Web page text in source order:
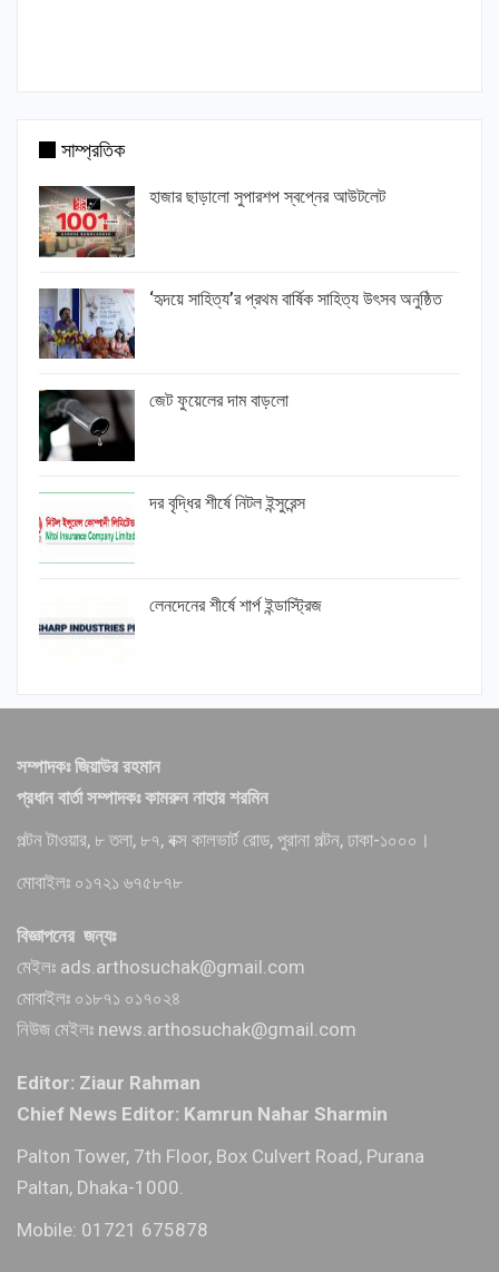
সাম্প্রতিক
হাজার ছাড়ালো সুপারশপ স্বপ্নের আউটলেট
‘হৃদয়ে সাহিত্য’র প্রথম বার্ষিক সাহিত্য উৎসব অনুষ্ঠিত
জেট ফুয়েলের দাম বাড়লো
দর বৃদ্ধির শীর্ষে নিটল ইন্সুরেন্স
লেনদেনের শীর্ষে শার্প ইন্ডাস্ট্রিজ
সম্পাদকঃ জিয়াউর রহমান
প্রধান বার্তা সম্পাদকঃ কামরুন নাহার শরমিন
পল্টন টাওয়ার, ৮ তলা, ৮৭, বক্স কালভার্ট রোড, পুরানা পল্টন, ঢাকা-১০০০।
মোবাইলঃ ০১৭২১ ৬৭৫৮৭৮
বিজ্ঞাপনের জন্যঃ
মেইলঃ ads.arthosuchak@gmail.com
মোবাইলঃ ০১৮৭১ ০১৭০২৪
নিউজ মেইলঃ news.arthosuchak@gmail.com
Editor: Ziaur Rahman
Chief News Editor: Kamrun Nahar Sharmin
Palton Tower, 7th Floor, Box Culvert Road, Purana
Paltan, Dhaka-1000.
Mobile: 01721 675878